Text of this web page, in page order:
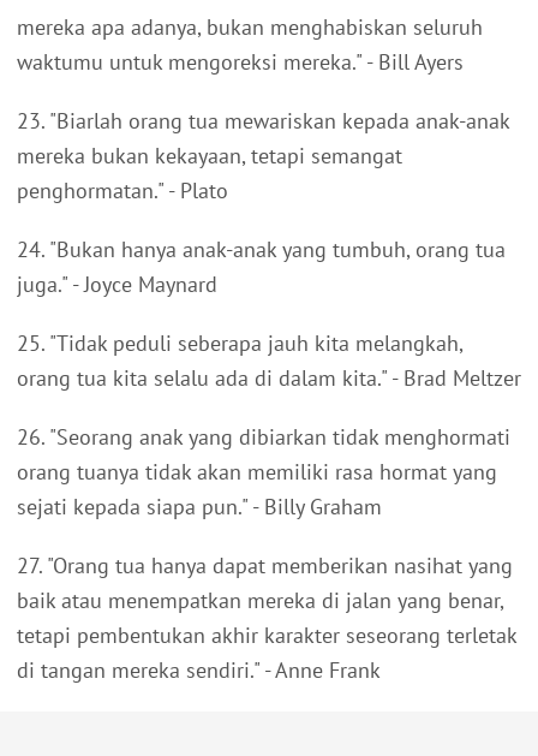
mereka apa adanya, bukan menghabiskan seluruh
waktumu untuk mengoreksi mereka." - Bill Ayers
23. "Biarlah orang tua mewariskan kepada anak-anak
mereka bukan kekayaan, tetapi semangat
penghormatan." - Plato
24. "Bukan hanya anak-anak yang tumbuh, orang tua
juga." - Joyce Maynard
25. "Tidak peduli seberapa jauh kita melangkah,
orang tua kita selalu ada di dalam kita." - Brad Meltzer
26. "Seorang anak yang dibiarkan tidak menghormati
orang tuanya tidak akan memiliki rasa hormat yang
sejati kepada siapa pun." - Billy Graham
27. "Orang tua hanya dapat memberikan nasihat yang
baik atau menempatkan mereka di jalan yang benar,
tetapi pembentukan akhir karakter seseorang terletak
di tangan mereka sendiri." - Anne Frank